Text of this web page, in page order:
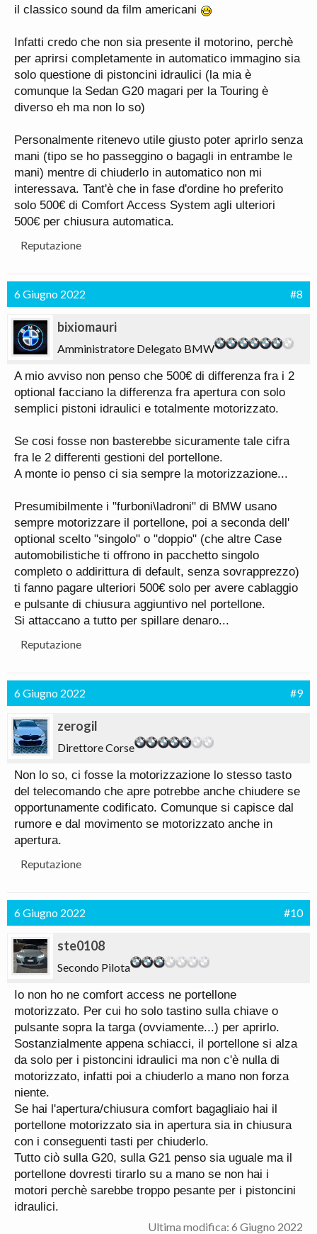
il classico sound da film americani
Infatti credo che non sia presente il motorino, perchè
per aprirsi completamente in automatico immagino sia
solo questione di pistoncini idraulici (la mia è
comunque la Sedan G20 magari per la Touring è
diverso eh ma non lo so)
Personalmente ritenevo utile giusto poter aprirlo senza
mani (tipo se ho passeggino o bagagli in entrambe le
mani) mentre di chiuderlo in automatico non mi
interessava. Tant'è che in fase d'ordine ho preferito
solo 500€ di Comfort Access System agli ulteriori
500€ per chiusura automatica.
Reputazione
6 Giugno 2022 #8
bixiomauri
Amministratore Delegato BMW
A mio avviso non penso che 500€ di differenza fra i 2
optional facciano la differenza fra apertura con solo
semplici pistoni idraulici e totalmente motorizzato.
Se cosi fosse non basterebbe sicuramente tale cifra
fra le 2 differenti gestioni del portellone.
A monte io penso ci sia sempre la motorizzazione...
Presumibilmente i "furboni\ladroni" di BMW usano
sempre motorizzare il portellone, poi a seconda dell'
optional scelto "singolo" o "doppio" (che altre Case
automobilistiche ti offrono in pacchetto singolo
completo o addirittura di default, senza sovrapprezzo)
ti fanno pagare ulteriori 500€ solo per avere cablaggio
e pulsante di chiusura aggiuntivo nel portellone.
Si attaccano a tutto per spillare denaro...
Reputazione
6 Giugno 2022 #9
zerogil
Direttore Corse
Non lo so, ci fosse la motorizzazione lo stesso tasto
del telecomando che apre potrebbe anche chiudere se
opportunamente codificato. Comunque si capisce dal
rumore e dal movimento se motorizzato anche in
apertura.
Reputazione
6 Giugno 2022 #10
ste0108
Secondo Pilota
Io non ho ne comfort access ne portellone
motorizzato. Per cui ho solo tastino sulla chiave o
pulsante sopra la targa (ovviamente...) per aprirlo.
Sostanzialmente appena schiacci, il portellone si alza
da solo per i pistoncini idraulici ma non c'è nulla di
motorizzato, infatti poi a chiuderlo a mano non forza
niente.
Se hai l'apertura/chiusura comfort bagagliaio hai il
portellone motorizzato sia in apertura sia in chiusura
con i conseguenti tasti per chiuderlo.
Tutto ciò sulla G20, sulla G21 penso sia uguale ma il
portellone dovresti tirarlo su a mano se non hai i
motori perchè sarebbe troppo pesante per i pistoncini
idraulici.
Ultima modifica: 6 Giugno 2022